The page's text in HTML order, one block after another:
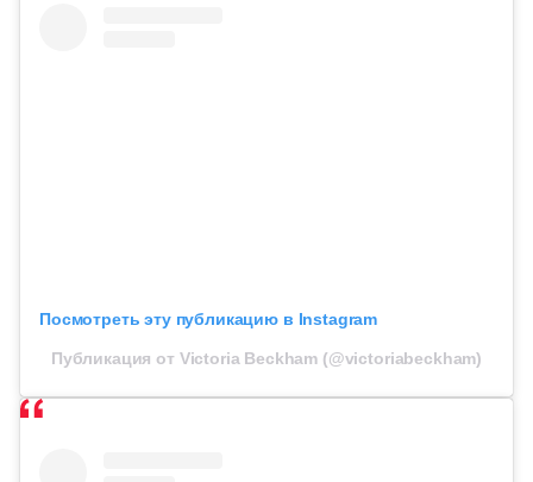
Посмотреть эту публикацию в Instagram
Публикация от Victoria Beckham (@victoriabeckham)